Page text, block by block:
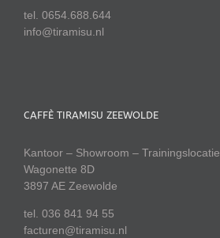
tel. 0654.688.644
info@tiramisu.nl
CAFFÈ TIRAMISU ZEEWOLDE
Kantoor – Showroom – Trainingslocatie
Wagonette 8D
3897 AE Zeewolde
tel. 036 841 94 55
facturen@tiramisu.nl